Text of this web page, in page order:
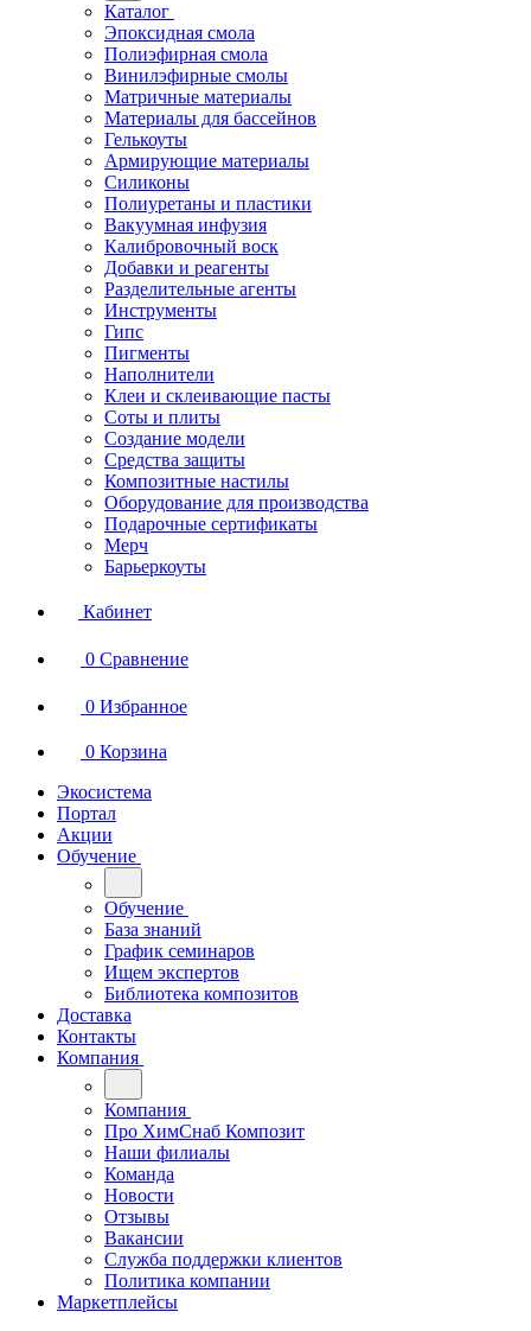
Каталог
Эпоксидная смола
Полиэфирная смола
Винилэфирные смолы
Матричные материалы
Материалы для бассейнов
Гелькоуты
Армирующие материалы
Силиконы
Полиуретаны и пластики
Вакуумная инфузия
Калибровочный воск
Добавки и реагенты
Разделительные агенты
Инструменты
Гипс
Пигменты
Наполнители
Клеи и склеивающие пасты
Соты и плиты
Создание модели
Средства защиты
Композитные настилы
Оборудование для производства
Подарочные сертификаты
Мерч
Барьеркоуты
Кабинет
0 Сравнение
0 Избранное
0 Корзина
Экосистема
Портал
Акции
Обучение
Обучение
База знаний
График семинаров
Ищем экспертов
Библиотека композитов
Доставка
Контакты
Компания
Компания
Про ХимСнаб Композит
Наши филиалы
Команда
Новости
Отзывы
Вакансии
Служба поддержки клиентов
Политика компании
Маркетплейсы